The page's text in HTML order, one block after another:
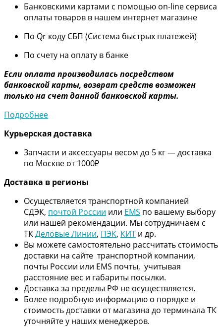
Банковскими картами с помощью on-line сервиса
оплаты товаров в нашем интернет магазине
По Qr коду СБП (Система быстрых платежей)
По счету на оплату в банке
Если оплата производилась посредством
банковской карты, возврат средств возможен
только на счет данной банковской карты.
Подробнее
Курьерская доставка
Запчасти и аксессуары весом до 5 кг — доставка
по Москве от 1000₽
Доставка в регионы
Осуществляется транспортной компанией
СДЭК, почтой России или EMS по вашему выбору
или нашей рекомендации. Мы сотрудничаем с
ТКДеловые Линии, ПЭК, КИТ и др.
Вы можете самостоятельно рассчитать стоимость
доставки на сайте транспортной компании,
почты России или EMS почты, учитывая
расстояние вес и габариты посылки.
Доставка за пределы РФ не осуществляется.
Более подробную информацию о порядке и
стоимость доставки от магазина до терминала ТК
уточняйте у наших менеджеров.